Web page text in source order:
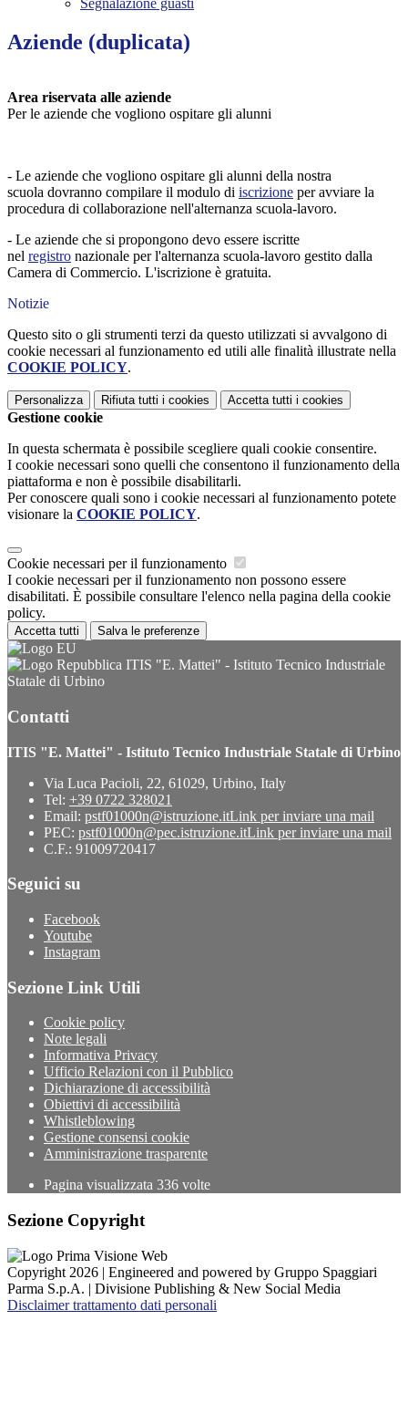
Segnalazione guasti
Aziende (duplicata)
Area riservata alle aziende
Per le aziende che vogliono ospitare gli alunni
- Le aziende che vogliono ospitare gli alunni della nostra
scuola dovranno compilare il modulo di iscrizione per avviare la
procedura di collaborazione nell'alternanza scuola-lavoro.
- Le aziende che si propongono devo essere iscritte
nel registro nazionale per l'alternanza scuola-lavoro gestito dalla
Camera di Commercio. L'iscrizione è gratuita.
Notizie
Questo sito o gli strumenti terzi da questo utilizzati si avvalgono di
cookie necessari al funzionamento ed utili alle finalità illustrate nella
COOKIE POLICY.
Personalizza Rifiuta tutti i cookies Accetta tutti i cookies
Gestione cookie
In questa schermata è possibile scegliere quali cookie consentire.
I cookie necessari sono quelli che consentono il funzionamento della
piattaforma e non è possibile disabilitarli.
Per conoscere quali sono i cookie necessari al funzionamento potete
visionare la COOKIE POLICY.
Cookie necessari per il funzionamento
I cookie necessari per il funzionamento non possono essere
disabilitati. È possibile consultare l'elenco nella pagina della cookie
policy.
Accetta tutti Salva le preferenze
ITIS "E. Mattei" - Istituto Tecnico Industriale
Statale di Urbino
Contatti
ITIS "E. Mattei" - Istituto Tecnico Industriale Statale di Urbino
Via Luca Pacioli, 22, 61029, Urbino, Italy
Tel: +39 0722 328021
Email: pstf01000n@istruzione.itLink per inviare una mail
PEC: pstf01000n@pec.istruzione.itLink per inviare una mail
C.F.: 91009720417
Seguici su
Facebook
Youtube
Instagram
Sezione Link Utili
Cookie policy
Note legali
Informativa Privacy
Ufficio Relazioni con il Pubblico
Dichiarazione di accessibilità
Obiettivi di accessibilità
Whistleblowing
Gestione consensi cookie
Amministrazione trasparente
Pagina visualizzata 336 volte
Sezione Copyright
Copyright 2026 | Engineered and powered by Gruppo Spaggiari
Parma S.p.A. | Divisione Publishing & New Social Media
Disclaimer trattamento dati personali